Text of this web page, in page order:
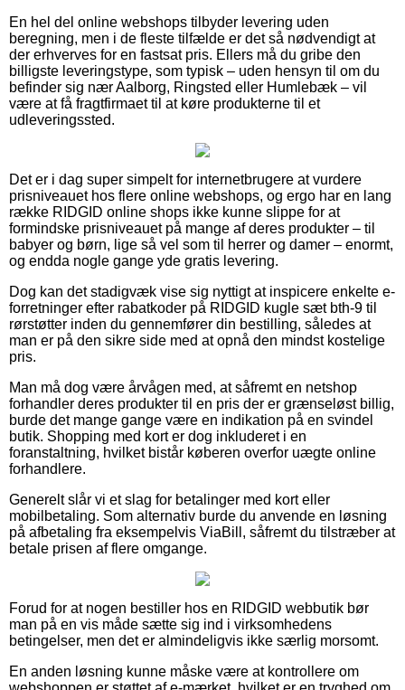
En hel del online webshops tilbyder levering uden
beregning, men i de fleste tilfælde er det så nødvendigt at
der erhverves for en fastsat pris. Ellers må du gribe den
billigste leveringstype, som typisk – uden hensyn til om du
befinder sig nær Aalborg, Ringsted eller Humlebæk – vil
være at få fragtfirmaet til at køre produkterne til et
udleveringssted.
Det er i dag super simpelt for internetbrugere at vurdere
prisniveauet hos flere online webshops, og ergo har en lang
række RIDGID online shops ikke kunne slippe for at
formindske prisniveauet på mange af deres produkter – til
babyer og børn, lige så vel som til herrer og damer – enormt,
og endda nogle gange yde gratis levering.
Dog kan det stadigvæk vise sig nyttigt at inspicere enkelte e-
forretninger efter rabatkoder på RIDGID kugle sæt bth-9 til
rørstøtter inden du gennemfører din bestilling, således at
man er på den sikre side med at opnå den mindst kostelige
pris.
Man må dog være årvågen med, at såfremt en netshop
forhandler deres produkter til en pris der er grænseløst billig,
burde det mange gange være en indikation på en svindel
butik. Shopping med kort er dog inkluderet i en
foranstaltning, hvilket bistår køberen overfor uægte online
forhandlere.
Generelt slår vi et slag for betalinger med kort eller
mobilbetaling. Som alternativ burde du anvende en løsning
på afbetaling fra eksempelvis ViaBill, såfremt du tilstræber at
betale prisen af flere omgange.
Forud for at nogen bestiller hos en RIDGID webbutik bør
man på en vis måde sætte sig ind i virksomhedens
betingelser, men det er almindeligvis ikke særlig morsomt.
En anden løsning kunne måske være at kontrollere om